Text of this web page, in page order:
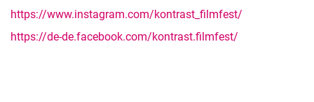
https://www.instagram.com/kontrast_filmfest/
https://de-de.facebook.com/kontrast.filmfest/